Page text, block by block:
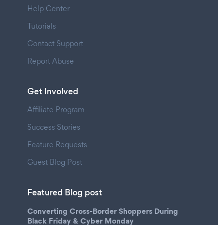
Help Center
Tutorials
Contact Support
Report Abuse
Get Involved
Affiliate Program
Success Stories
Feature Requests
Guest Blog Post
Featured Blog post
Converting Cross-Border Shoppers During
Black Friday & Cyber Monday